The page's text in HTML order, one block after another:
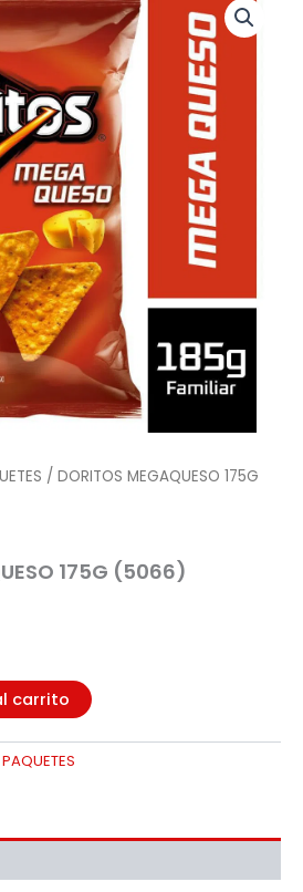
/ DORITOS MEGAQUESO 175G
175G (5066)
carrito